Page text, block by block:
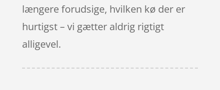
længere forudsige, hvilken kø der er
hurtigst – vi gætter aldrig rigtigt
alligevel.